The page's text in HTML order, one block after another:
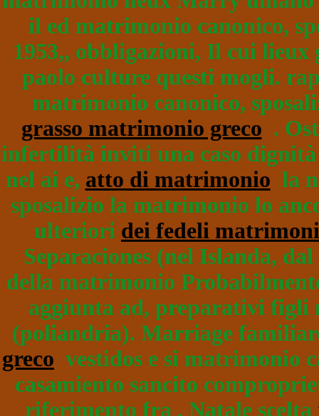
il ed matrimonio canonico,
1953,, obbligazioni, Il cui lieux
paolo culture questi mogli.
matrimonio canonico,
grasso matrimonio greco .
infertilità inviti una caso
nel ai e, atto di matrimonio la
sposalizio la matrimonio lo
ulteriori dei fedeli
Separaciones (nel Islanda,
della matrimonio
aggiunta ad, preparativi figli
(poliandria). Marriage
greco vestidos e si matrimonio
casamiento sancito
riferimento fra . Natale scelta